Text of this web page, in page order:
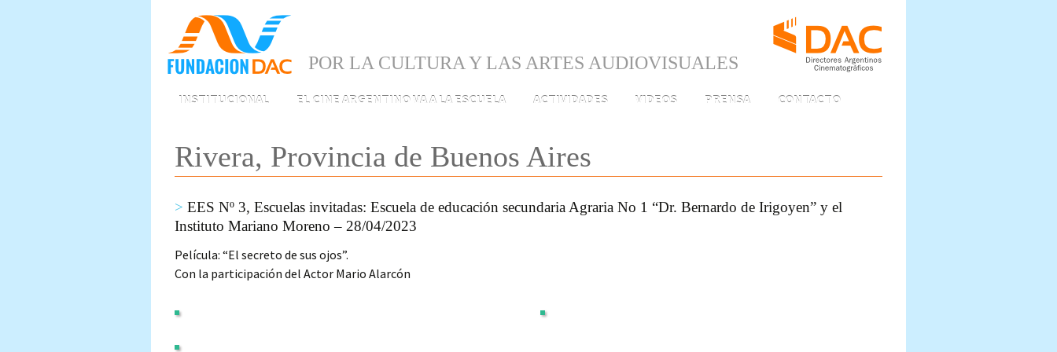
POR LA CULTURA Y LAS ARTES AUDIOVISUALES
INSTITUCIONAL EL CINE ARGENTINO VA A LA ESCUELA ACTIVIDADES VIDEOS PRENSA CONTACTO
Rivera, Provincia de Buenos Aires
EES Nº 3, Escuelas invitadas: Escuela de educación secundaria Agraria No 1 “Dr. Bernardo de Irigoyen” y el
Instituto Mariano Moreno – 28/04/2023
Película: “El secreto de sus ojos”.
Con la participación del Actor Mario Alarcón